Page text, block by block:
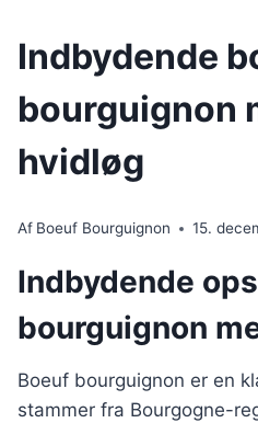
Indbydende
bourguignon
hvidløg
Af Boeuf Bourguignon 15.
Indbydende
bourguignon
Boeuf bourguignon er en
stammer fra Bourgogne-